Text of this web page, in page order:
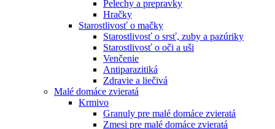
Pelechy a prepravky
Hračky
Starostlivosť o mačky
Starostlivosť o srsť, zuby a pazúriky
Starostlivosť o oči a uši
Venčenie
Antiparazitiká
Zdravie a liečivá
Malé domáce zvieratá
Krmivo
Granuly pre malé domáce zvieratá
Zmesi pre malé domáce zvieratá